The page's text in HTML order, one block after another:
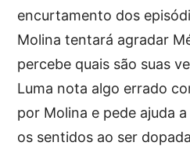
encurtamento dos
Molina tentará agradar
percebe quais são suas
Luma nota algo errado
por Molina e pede ajuda
os sentidos ao ser